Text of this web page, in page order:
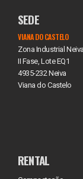
SEDE
VIANA DO CASTELO
Zona Industrial
II Fase, Lote EQ1
4935-232 Neiva
Viana do Castelo
RENTAL